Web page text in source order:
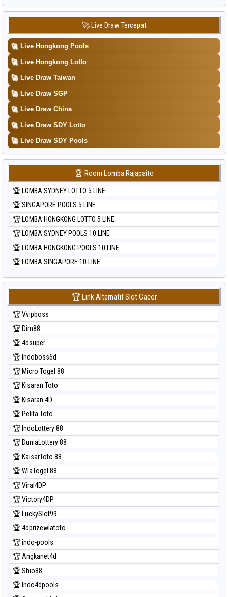
Data Togel Sydney
Data Togel Sydney Lottery
Data Togel Sydney Lottery 6d
Data Togel Sydney Lotto
Data Togel Sydney Pools 6d
Data Togel Taipei
Data Togel Taiwan
🚀 Live Draw Tercepat
🚀 Live Hongkong Pools
🚀 Live Hongkong Lotto
🚀 Live Draw Taiwan
🚀 Live Draw SGP
🚀 Live Draw China
🚀 Live Draw SDY Lotto
🚀 Live Draw SDY Pools
🏆 Room Lomba Rajapaito
🏆 LOMBA SYDNEY LOTTO 5 LINE
🏆 SINGAPORE POOLS 5 LINE
🏆 LOMBA HONGKONG LOTTO 5 LINE
🏆 LOMBA SYDNEY POOLS 10 LINE
🏆 LOMBA HONGKONG POOLS 10 LINE
🏆 LOMBA SINGAPORE 10 LINE
🏆 Link Alternatif Slot Gacor
🏆 Vvipboss
🏆 Dim88
🏆 4dsuper
🏆 Indoboss6d
🏆 Micro Togel 88
🏆 Kisaran Toto
🏆 Kisaran 4D
🏆 Pelita Toto
🏆 IndoLottery 88
🏆 DuniaLottery 88
🏆 KaisarToto 88
🏆 WlaTogel 88
🏆 Viral4DP
🏆 Victory4DP
🏆 LuckySlot99
🏆 4dprizewlatoto
🏆 indo-pools
🏆 Angkanet4d
🏆 Shio88
🏆 Indo4dpools